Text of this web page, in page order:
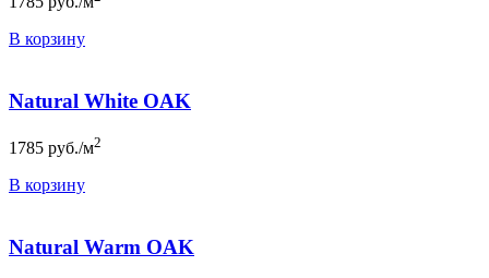
В корзину
Natural White OAK
1785 руб./м2
В корзину
Natural Warm OAK